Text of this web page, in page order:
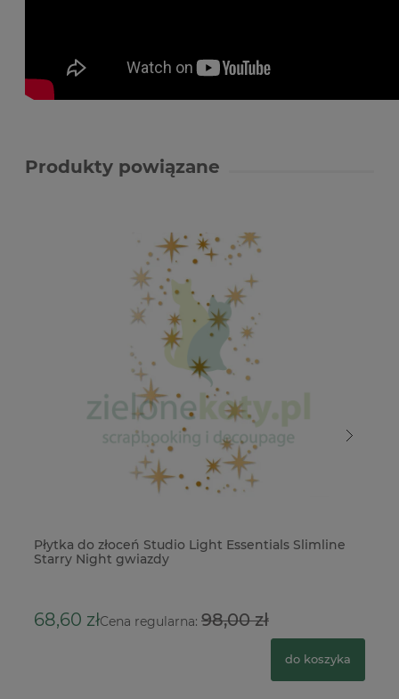
Produkty powiązane
Płytka do złoceń Studio Light Essentials Slimline
Starry Night gwiazdy
68,60 złCena regularna: 98,00 zł
do koszyka